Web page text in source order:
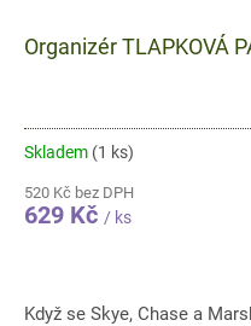
Organizér TLAPKOVÁ
Skladem (1 ks)
520 Kč bez DPH
629 Kč / ks
Když se Skye, Chase a